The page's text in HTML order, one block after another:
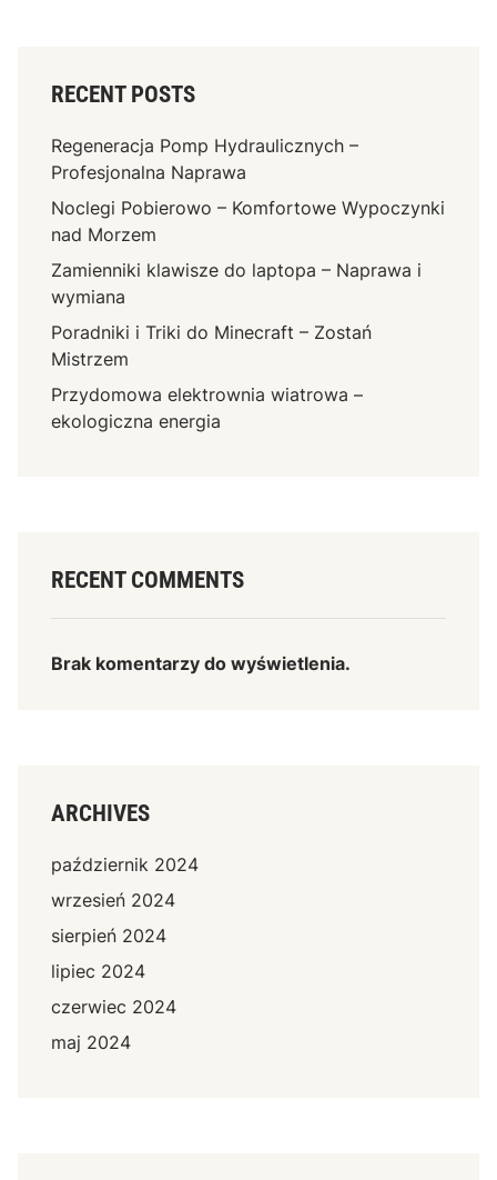
RECENT POSTS
Regeneracja Pomp Hydraulicznych –
Profesjonalna Naprawa
Noclegi Pobierowo – Komfortowe Wypoczynki
nad Morzem
Zamienniki klawisze do laptopa – Naprawa i
wymiana
Poradniki i Triki do Minecraft – Zostań
Mistrzem
Przydomowa elektrownia wiatrowa –
ekologiczna energia
RECENT COMMENTS
Brak komentarzy do wyświetlenia.
ARCHIVES
październik 2024
wrzesień 2024
sierpień 2024
lipiec 2024
czerwiec 2024
maj 2024